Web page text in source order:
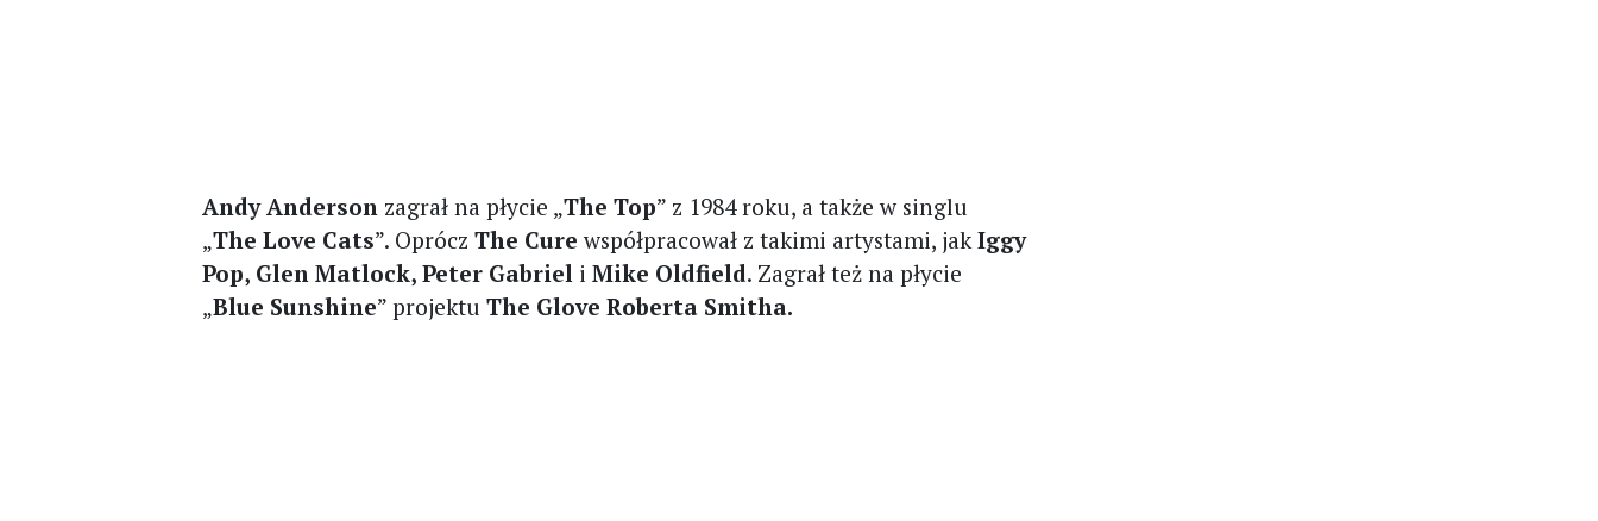
Andy Anderson zagrał na płycie „The Top” z 1984 roku, a także w singlu
„The Love Cats”. OpróczThe Cure współpracował z takimi artystami, jakIggy
Pop, Glen Matlock, Peter Gabriel i Mike Oldfield. Zagrał też na płycie
„Blue Sunshine” projektuThe Glove Roberta Smitha.